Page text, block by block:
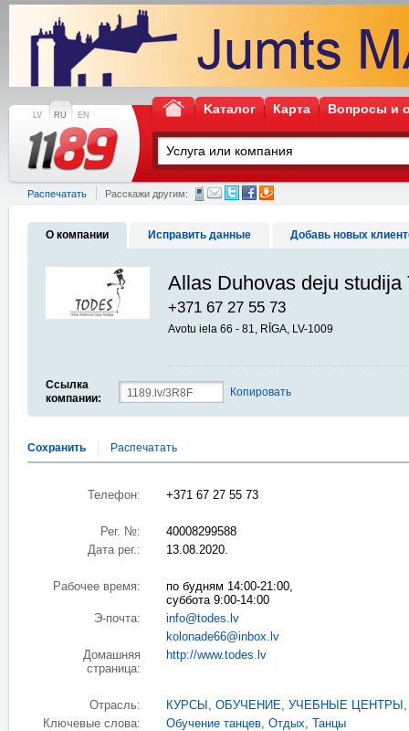
LV RU EN Kаталог Карта Вопросы и
Распечатать Расскажи другим:
О компании Исправить данные Добавь новых
Allas Duhovas deju studija
+371 67 27 55 73
Avotu iela 66 - 81, RĪGA, LV-1009
Ссылка
компании:
Копировать
Сохранить Распечатать
Телефон: +371 67 27 55 73
Рег. №:
40008299588
Дата рег.:
13.08.2020.
Рабочее время:
по будням 14:00-21:00,
суббота 9:00-14:00
Э-почта:
info@todes.lv
kolonade66@inbox.lv
Домашняя
страница:
http://www.todes.lv
Отрасль: КУРСЫ, ОБУЧЕНИЕ, УЧЕБНЫЕ ЦЕНТРЫ
Ключевые слова:
Обучение танцев, Отдых, Танцы